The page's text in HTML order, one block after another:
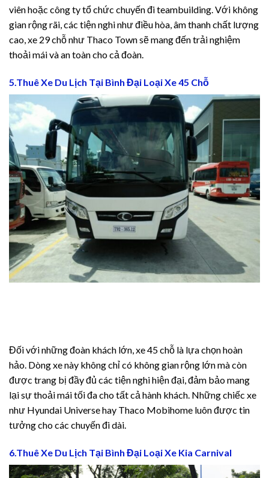
viên hoặc công ty tổ chức chuyến đi teambuilding. Với không
gian rộng rãi, các tiện nghi như điều hòa, âm thanh chất lượng
cao, xe 29 chỗ như Thaco Town sẽ mang đến trải nghiệm
thoải mái và an toàn cho cả đoàn.
5.Thuê Xe Du Lịch Tại Bình Đại Loại Xe 45 Chỗ
Đối với những đoàn khách lớn, xe 45 chỗ là lựa chọn hoàn
hảo. Dòng xe này không chỉ có không gian rộng lớn mà còn
được trang bị đầy đủ các tiện nghi hiện đại, đảm bảo mang
lại sự thoải mái tối đa cho tất cả hành khách. Những chiếc xe
như Hyundai Universe hay Thaco Mobihome luôn được tin
tưởng cho các chuyến đi dài.
6.Thuê Xe Du Lịch Tại Bình Đại Loại Xe Kia Carnival